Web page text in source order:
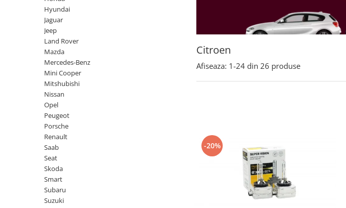
Mercedes-Benz
Mini Cooper
Mitshubishi
Manson schimbator viteze
Alte accesorii
Ornamente
Piese exterior
Senzori parcare dedicati
Grile aerisire
Camere mers inapoi
Capace oglinzi
Tuning auto
Citroen
Hyundai
Jaguar
Jeep
Land Rover
Mazda
Mercedes-Benz
Mini Cooper
Mitshubishi
Nissan
Opel
Peugeot
Porsche
Renault
Saab
Seat
Skoda
Smart
Subaru
Suzuki
Afiseaza: 1-24 din 26 produse
-20%